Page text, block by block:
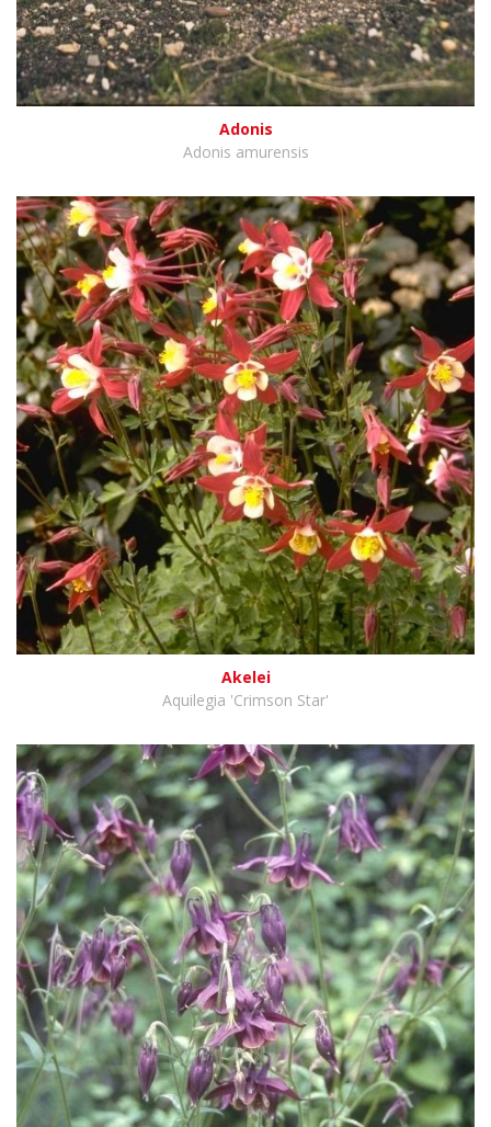
Adonis
Adonis amurensis
Akelei
Aquilegia 'Crimson Star'